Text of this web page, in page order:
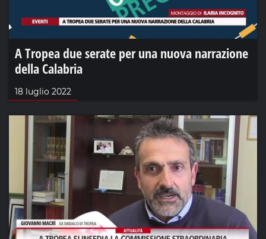
A Tropea due serate per una nuova narrazione
della Calabria
18 luglio 2022